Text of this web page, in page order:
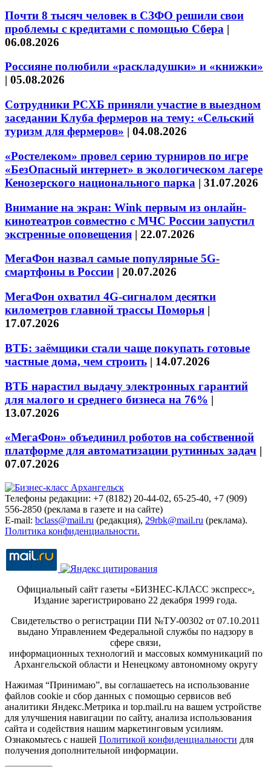
Почти 8 тысяч человек в СЗФО решили свои
проблемы с кредитами с помощью Сбера |
06.08.2026
Россияне полюбили «раскладушки» и «книжки»
| 05.08.2026
Сотрудники РСХБ приняли участие в выездном
заседании Клуба фермеров на тему: «Сельский
туризм для фермеров» | 04.08.2026
«Ростелеком» провел серию турниров по игре
«БезОпасный интернет» в экологическом лагере
Кенозерского национального парка | 31.07.2026
Внимание на экран: Wink первым из онлайн-
кинотеатров совместно с МЧС России запустил
экстренные оповещения | 22.07.2026
МегаФон назвал самые популярные 5G-
смартфоны в России | 20.07.2026
МегаФон охватил 4G-сигналом десятки
километров главной трассы Поморья |
17.07.2026
ВТБ: заёмщики стали чаще покупать готовые
частные дома, чем строить | 14.07.2026
ВТБ нарастил выдачу электронных гарантий
для малого и среднего бизнеса на 76% |
13.07.2026
«МегаФон» объединил роботов на собственной
платформе для автоматизации рутинных задач |
07.07.2026
Телефоны редакции: +7 (8182) 20-44-02, 65-25-40, +7 (909)
556-2850 (реклама в газете и на сайте)
E-mail: bclass@mail.ru (редакция), 29rbk@mail.ru (реклама).
Политика конфиденциальности.
Официальный сайт газеты «БИЗНЕС-КЛАСС экспресс».
Издание зарегистрировано 22 декабря 1999 года.
Свидетельство о регистрации ПИ №ТУ-00302 от 07.10.2011
выдано Управлением Федеральной службы по надзору в
сфере связи,
информационных технологий и массовых коммуникаций по
Архангельской области и Ненецкому автономному округу
Нажимая “Принимаю”, вы соглашаетесь на использование
файлов cookie и сбор данных с помощью сервисов веб
аналитики Яндекс.Метрика и top.mail.ru на вашем устройстве
для улучшения навигации по сайту, анализа использования
сайта и содействия нашим маркетинговым усилиям.
Ознакомьтесь с нашей Политикой конфиденциальности для
получения дополнительной информации.